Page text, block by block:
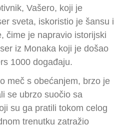
Vašero, koji je
sveta, iskoristio je šansu i
čime je napravio istorijski
iz Monaka koji je došao
1000 događaju.
meč s obećanjem, brzo je
se ubrzo suočio sa
su ga pratili tokom celog
trenutku zatražio